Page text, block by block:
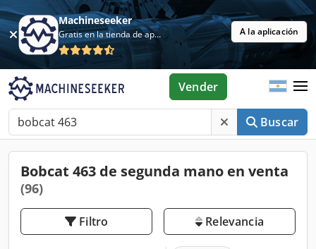
Machineseeker
Gratis en la tienda de aplicaciones A la aplicación
Buscar
Vender
Bobcat 463 de segunda mano en venta
(96)
Filtro Relevancia